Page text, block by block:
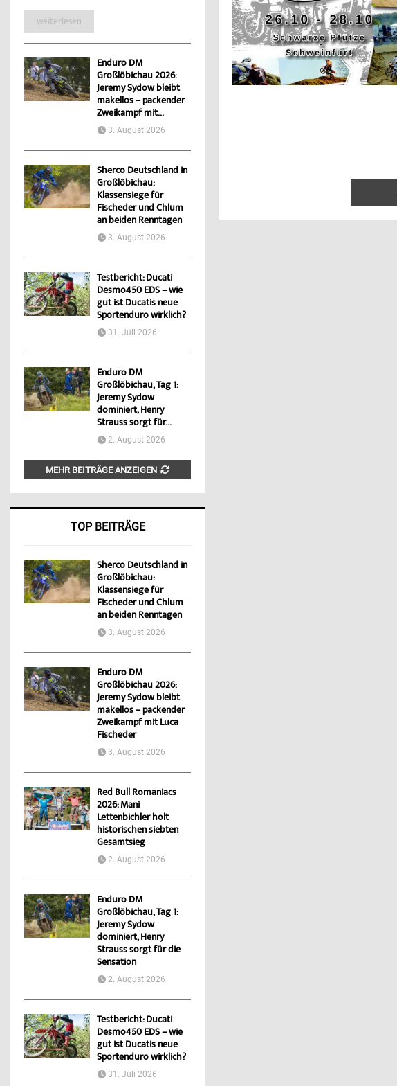
weiterlesen
Enduro DM
Großlöbichau 2026:
Jeremy Sydow bleibt
makellos – packender
Zweikampf mit...
3. August 2026
Sherco Deutschland in
Großlöbichau:
Klassensiege für
Fischeder und Chlum
an beiden Renntagen
3. August 2026
Testbericht: Ducati
Desmo450 EDS – wie
gut ist Ducatis neue
Sportenduro wirklich?
31. Juli 2026
Enduro DM
Großlöbichau, Tag 1:
Jeremy Sydow
dominiert, Henry
Strauss sorgt für...
2. August 2026
MEHR BEITRÄGE ANZEIGEN
TOP BEITRÄGE
Sherco Deutschland in
Großlöbichau:
Klassensiege für
Fischeder und Chlum
an beiden Renntagen
3. August 2026
Enduro DM
Großlöbichau 2026:
Jeremy Sydow bleibt
makellos – packender
Zweikampf mit Luca
Fischeder
3. August 2026
Red Bull Romaniacs
2026: Mani
Lettenbichler holt
historischen siebten
Gesamtsieg
2. August 2026
Enduro DM
Großlöbichau, Tag 1:
Jeremy Sydow
dominiert, Henry
Strauss sorgt für die
Sensation
2. August 2026
Testbericht: Ducati
Desmo450 EDS – wie
gut ist Ducatis neue
Sportenduro wirklich?
31. Juli 2026